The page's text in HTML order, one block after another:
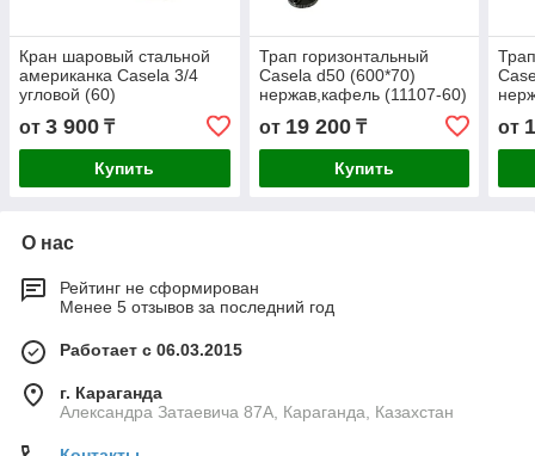
Кран шаровый стальной
американка Casela 3/4
угловой (60)
от 3 900 ₸
Купить
Трап горизонтальный
Casela d50 (600*70)
нержав,кафель (11107-60)
от 19 200₸
Купить
от
О нас
Рейтинг не сформирован
Менее 5 отзывов за последний год
Работает с 06.03.2015
г. Караганда
Александра Затаевича 87А, Караганда, Казахстан